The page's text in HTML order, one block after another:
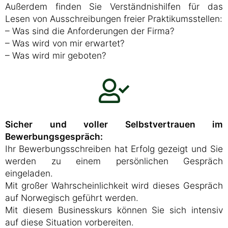
Außerdem finden Sie Verständnishilfen für das
Lesen von Ausschreibungen freier Praktikumsstellen:
– Was sind die Anforderungen der Firma?
– Was wird von mir erwartet?
– Was wird mir geboten?
Sicher und voller Selbstvertrauen im
Bewerbungsgespräch:
Ihr Bewerbungsschreiben hat Erfolg gezeigt und Sie
werden zu einem persönlichen Gespräch
eingeladen.
Mit großer Wahrscheinlichkeit wird dieses Gespräch
auf Norwegisch geführt werden.
Mit diesem Businesskurs können Sie sich intensiv
auf diese Situation vorbereiten.